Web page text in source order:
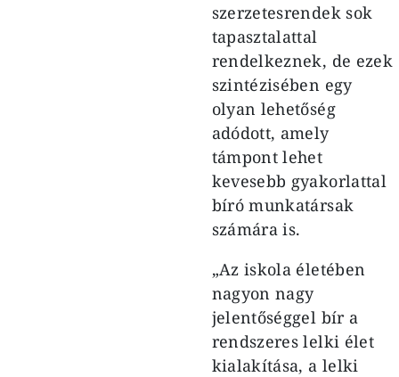
szerzetesrendek sok
tapasztalattal
rendelkeznek, de ezek
szintézisében egy
olyan lehetőség
adódott, amely
támpont lehet
kevesebb gyakorlattal
bíró munkatársak
számára is.
„Az iskola életében
nagyon nagy
jelentőséggel bír a
rendszeres lelki élet
kialakítása, a lelki